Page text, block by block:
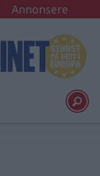
Annonsere